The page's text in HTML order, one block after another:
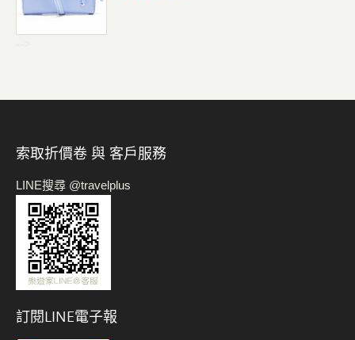
索取折價卷 與 客戶服務
LINE搜尋 @travelplus
訂閱LINE電子報